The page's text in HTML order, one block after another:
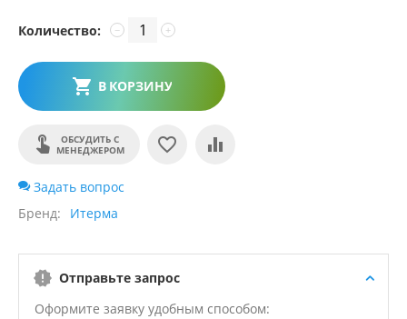
Количество: +
−
В КОРЗИНУ
ОБСУДИТЬ С
МЕНЕДЖЕРОМ
Задать вопрос
Бренд
Итерма
Отправьте запрос
Оформите заявку удобным способом: